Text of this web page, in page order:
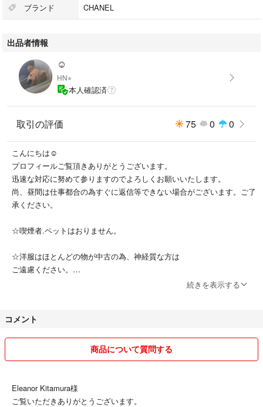
ブランド CHANEL
出品者情報
☺︎
HN⭐︎
本人確認済
取引の評価 75 0 0
こんにちは☺︎
プロフィールご覧頂きありがとうございます。
迅速な対応に努めて参りますのでよろしくお願いいたします。
尚、昼間は仕事都合の為すぐに返信等できない場合がございます。ご了
承ください。
☆喫煙者.ペットはおりません。
☆洋服はほとんどの物が中古の為、神経質な方は
ご遠慮ください。
品する場合もございます。
☆配送中のトラブル・事故については責任負いかねます。
1〜2日と記載されているものでも購入して頂いたタイミングによって
は前後する可能性ございますので予めご了承ください。
続きを表示する
コメント
商品について質問する
Eleanor Kitamura様
ご覧いただきありがとうございます。